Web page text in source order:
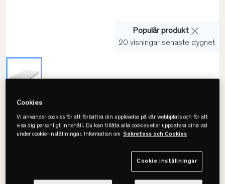
Populär produkt
20 visningar senaste dygnet
Drem
Luxury Latex Bamboo
Bäddmadrass
Välj storlek
Cookies
Vi använder cookies för att förbättra din upplevelse på vår webbplats och för att
visa dig personligt innehåll. Du kan tillåta alla cookies eller uppdatera dina val
under cookie-inställningar. Information om Sekretess och Cookies
Cookie inställningar